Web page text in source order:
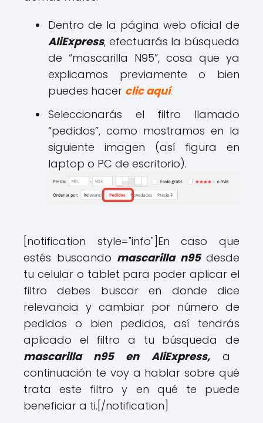
Dentro de la página web oficial de
AliExpress, efectuarás la búsqueda
de “mascarilla N95”, cosa que ya
explicamos previamente o bien
puedes hacer clic aquí.
Seleccionarás el filtro llamado
“pedidos”, como mostramos en la
siguiente imagen (así figura en
laptop o PC de escritorio).
[notification style="info"] En caso que
estés buscando mascarilla n95desde
tu celular o tablet para poder aplicar el
filtro debes buscar en donde dice
relevancia y cambiar por número de
pedidos o bien pedidos, así tendrás
aplicado el filtro a tu búsqueda de
mascarilla n95 en AliExpress,a
continuación te voy a hablar sobre qué
trata este filtro y en qué te puede
beneficiar a ti.[/notification]